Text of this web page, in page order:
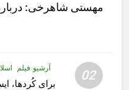
مهستى شاهرخى:‌
02 آرشیو فیلم
برای کُردها،